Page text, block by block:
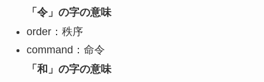
「令」の字の意味
order：秩序
command：命令
「和」の字の意味